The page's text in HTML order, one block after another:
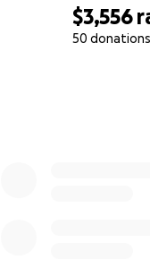
$3,556
50 donations